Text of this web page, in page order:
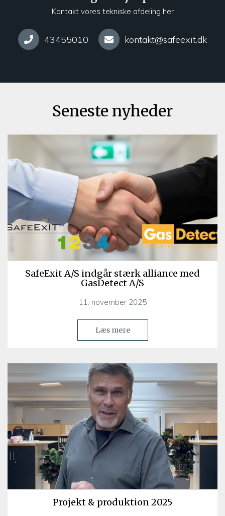
Kontakt vores tekniske afdeling her
43455010 kontakt@safeexit.dk
Seneste nyheder
SafeExit A/S indgår stærk alliance med
GasDetect A/S
11. november 2025
Læs mere
Projekt & produktion 2025